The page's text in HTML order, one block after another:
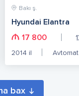
Bakı ş.
Hyundai Elantra
17 800
2014 il Avtomat
bax